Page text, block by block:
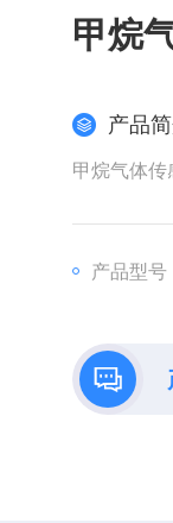
甲烷
产品
甲烷气体传
产品型号